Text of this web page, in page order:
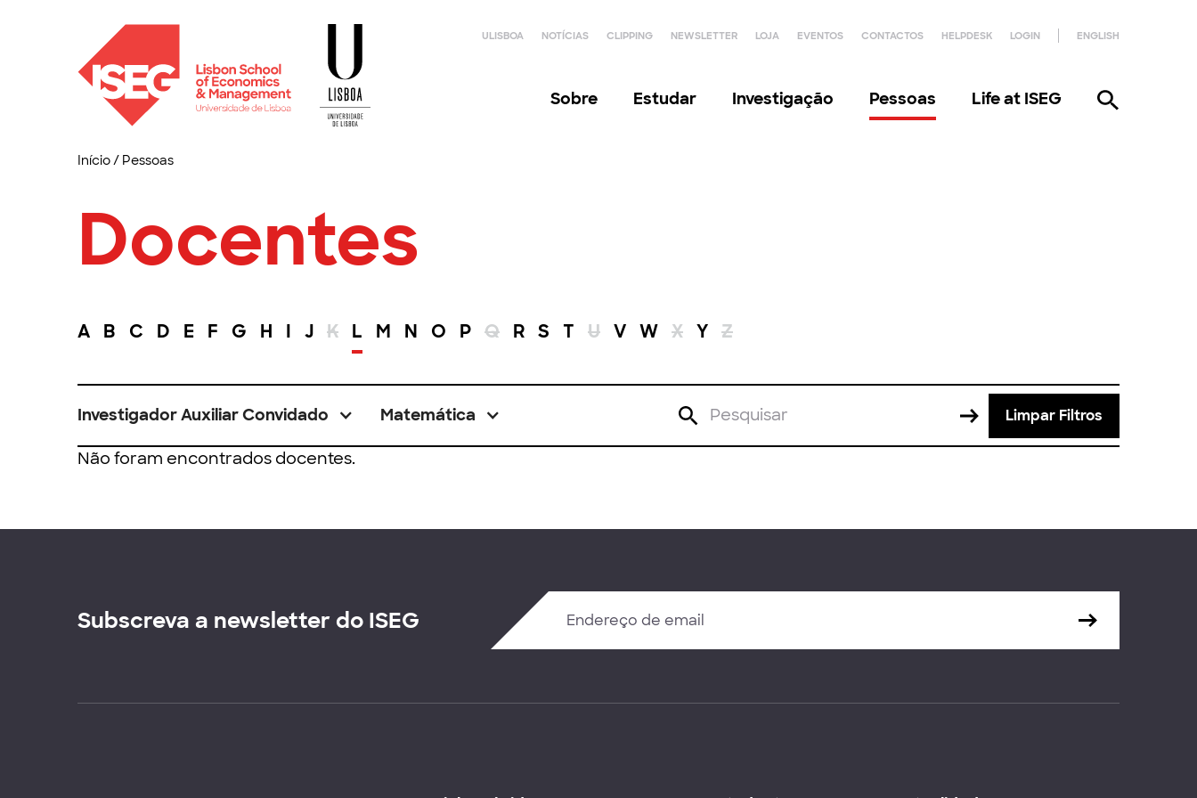
ULISBOA NOTÍCIAS CLIPPING NEWSLETTER LOJA EVENTOS CONTACTOS HELPDESK LOGIN ENGLISH
Sobre Estudar Investigação Pessoas Life at ISEG
Início/ Pessoas
Docentes
A B C D E F G H I J K L M N O P Q R S T U V W X Y Z
Investigador Auxiliar Convidado Matemática Limpar Filtros
Não foram encontrados docentes.
Subscreva a newsletter do ISEG